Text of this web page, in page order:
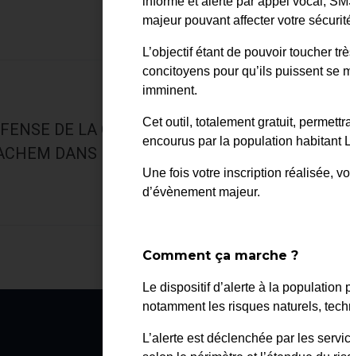
DE LA COMMUNE ET DÉSIGNATION DE
DANS LE DOSSIER N° 2605660-8
La Roque d’Anthéron
majeur pouvant affecter votre
L’objectif étant de pouvoir toucher
concitoyens pour qu’ils puissent se
imminent.
Cet outil, totalement gratuit,
encourus par la population habitant
Une fois votre inscription réalisée,
d’évènement majeur.
Comment ça marche ?
Le dispositif d’alerte à la
notamment les risques naturels,
L’alerte est déclenchée par les